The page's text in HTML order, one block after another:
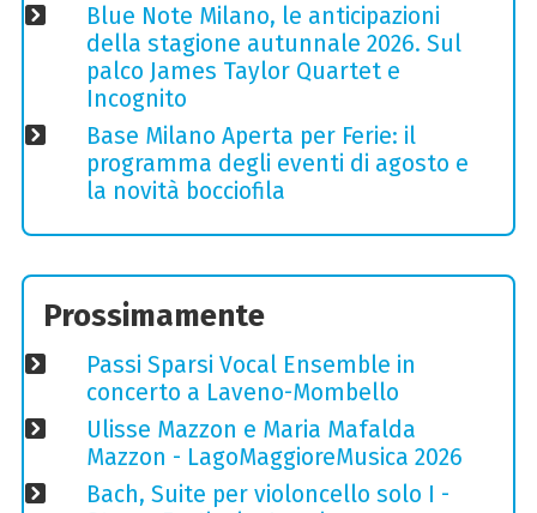
Blue Note Milano, le anticipazioni
della stagione autunnale 2026. Sul
palco James Taylor Quartet e
Incognito
Base Milano Aperta per Ferie: il
programma degli eventi di agosto e
la novità bocciofila
Prossimamente
Passi Sparsi Vocal Ensemble in
concerto a Laveno-Mombello
Ulisse Mazzon e Maria Mafalda
Mazzon - LagoMaggioreMusica 2026
Bach, Suite per violoncello solo I -